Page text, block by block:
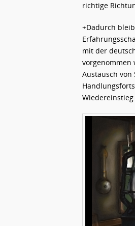
richtige
+Dadurch
mit der
vorgenommen
Austausch